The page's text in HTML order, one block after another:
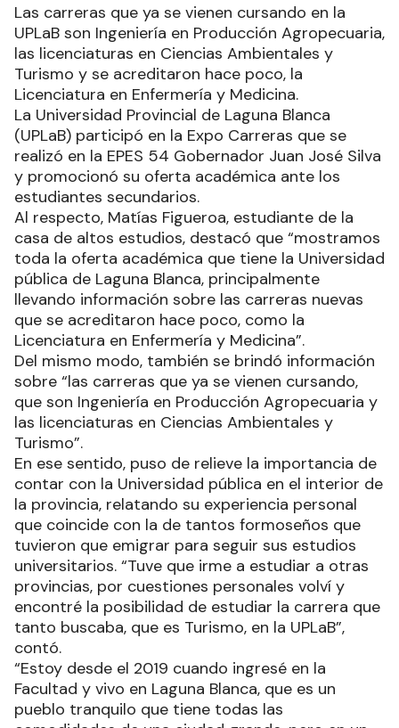
Las carreras que ya se vienen cursando en la
UPLaB son Ingeniería en Producción Agropecuaria,
las licenciaturas en Ciencias Ambientales y
Turismo y se acreditaron hace poco, la
Licenciatura en Enfermería y Medicina.
La Universidad Provincial de Laguna Blanca
(UPLaB) participó en la Expo Carreras que se
realizó en la EPES 54 Gobernador Juan José Silva
y promocionó su oferta académica ante los
estudiantes secundarios.
Al respecto, Matías Figueroa, estudiante de la
casa de altos estudios, destacó que “mostramos
toda la oferta académica que tiene la Universidad
pública de Laguna Blanca, principalmente
llevando información sobre las carreras nuevas
que se acreditaron hace poco, como la
Licenciatura en Enfermería y Medicina”.
Del mismo modo, también se brindó información
sobre “las carreras que ya se vienen cursando,
que son Ingeniería en Producción Agropecuaria y
las licenciaturas en Ciencias Ambientales y
Turismo”.
En ese sentido, puso de relieve la importancia de
contar con la Universidad pública en el interior de
la provincia, relatando su experiencia personal
que coincide con la de tantos formoseños que
tuvieron que emigrar para seguir sus estudios
universitarios. “Tuve que irme a estudiar a otras
provincias, por cuestiones personales volví y
encontré la posibilidad de estudiar la carrera que
tanto buscaba, que es Turismo, en la UPLaB”,
contó.
“Estoy desde el 2019 cuando ingresé en la
Facultad y vivo en Laguna Blanca, que es un
pueblo tranquilo que tiene todas las